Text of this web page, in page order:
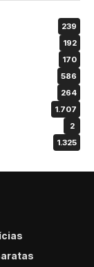
239
192
170
586
264
1.707
2
1.325